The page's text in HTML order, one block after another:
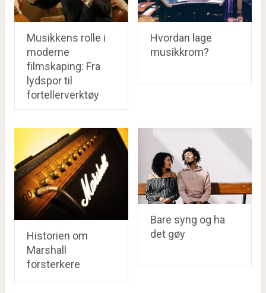
Musikkens rolle i
moderne
filmskaping: Fra
lydspor til
fortellerverktøy
Hvordan lage
musikkrom?
Historien om
Marshall
forsterkere
Bare syng og ha
det gøy